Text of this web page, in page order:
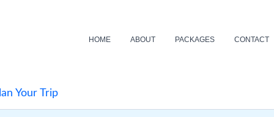
HOME ABOUT PACKAGES CONTACT
Your Trip